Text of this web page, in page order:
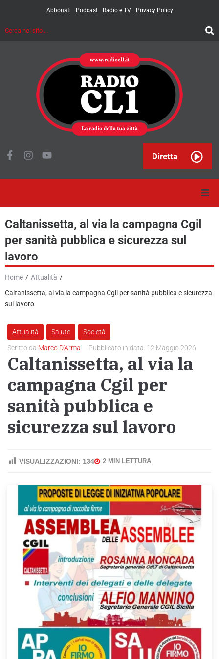
Abbonati Podcast Radio e TV Privacy Policy
Diretta
News
GR Giornale Radio
Podcast e Video
Caltanissetta, al via la campagna Cgil
per sanità pubblica e sicurezza sul
lavoro
Home / Attualità /
Caltanissetta, al via la campagna Cgil per sanità pubblica e sicurezza
sul lavoro
Attualità Salute
Società
Scritto da Marco D'Arma Pubblicato in data: 12 Maggio 2026
Caltanissetta, al via la
campagna Cgil per
sanità pubblica e
sicurezza sul lavoro
VISUALIZZAZIONI: 134 2 MIN LETTURA